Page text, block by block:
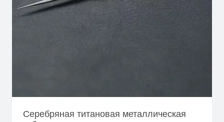
Серебряная титановая металлическая